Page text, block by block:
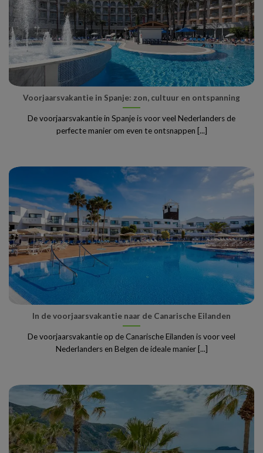
Voorjaarsvakantie in Spanje: zon, cultuur en ontspanning
De voorjaarsvakantie in Spanje is voor veel Nederlanders de
perfecte manier om even te ontsnappen [...]
In de voorjaarsvakantie naar de Canarische Eilanden
De voorjaarsvakantie op de Canarische Eilanden is voor veel
Nederlanders en Belgen de ideale manier [...]